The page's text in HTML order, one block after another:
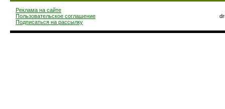
Реклама на сайте
Пользовательское соглашение
Подписаться на рассылку